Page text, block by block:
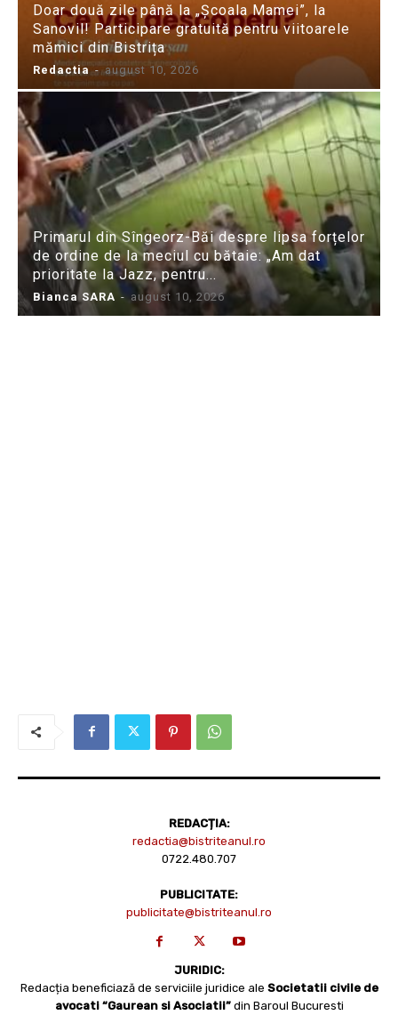
Doar două zile până la „Școala Mamei”, la
Sanovil! Participare gratuită pentru viitoarele
mămici din Bistrița
Redactia - august 10, 2026
Primarul din Sîngeorz-Băi despre lipsa forțelor
de ordine de la meciul cu bătaie: „Am dat
prioritate la Jazz, pentru...
Bianca SARA - august 10, 2026
REDACȚIA:
redactia@bistriteanul.ro
0722.480.707
PUBLICITATE:
publicitate@bistriteanul.ro
JURIDIC:
Redacția beneficiază de serviciile juridice ale Societatii civile de
avocati “Gaurean si Asociatii” din Baroul Bucuresti